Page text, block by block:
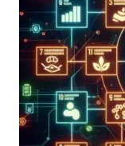
LAS
CON
ALTO